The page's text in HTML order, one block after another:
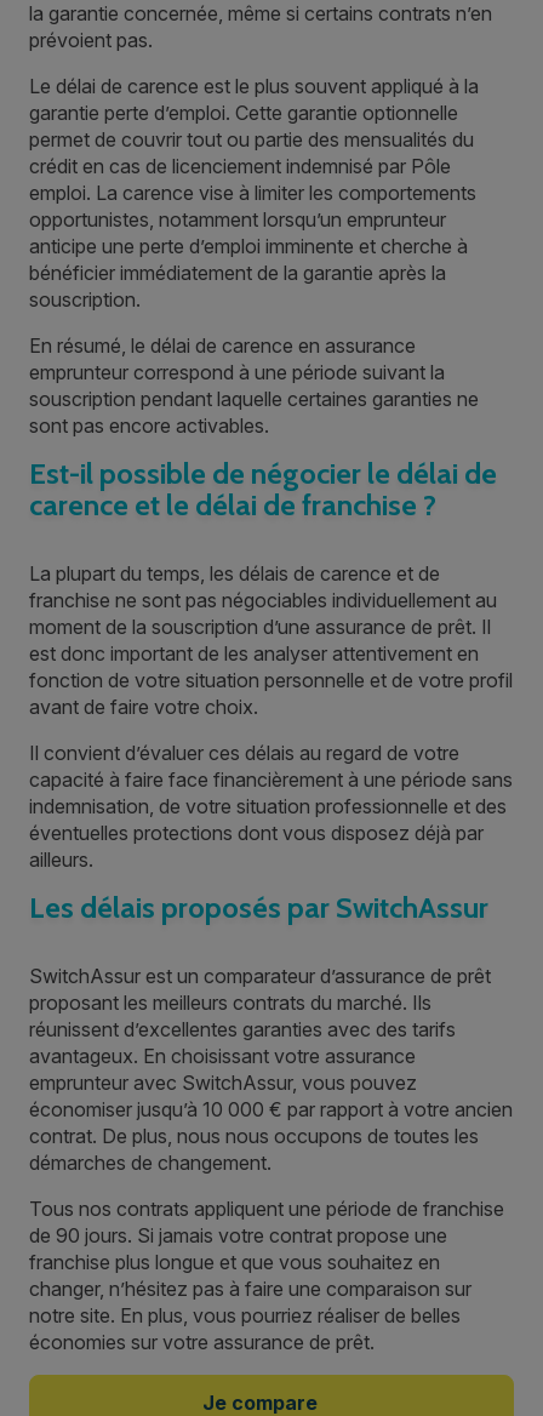
la garantie concernée, même si certains contrats n’en
prévoient pas.
Le délai de carence est le plus souvent appliqué à la
garantie perte d’emploi. Cette garantie optionnelle
permet de couvrir tout ou partie des mensualités du
crédit en cas de licenciement indemnisé par Pôle
emploi. La carence vise à limiter les comportements
opportunistes, notamment lorsqu’un emprunteur
anticipe une perte d’emploi imminente et cherche à
bénéficier immédiatement de la garantie après la
souscription.
En résumé, le délai de carence en assurance
emprunteur correspond à une période suivant la
souscription pendant laquelle certaines garanties ne
sont pas encore activables.
Est-il possible de négocier le délai de
carence et le délai de franchise ?
La plupart du temps, les délais de carence et de
franchise ne sont pas négociables individuellement au
moment de la souscription d’une assurance de prêt. Il
est donc important de les analyser attentivement en
fonction de votre situation personnelle et de votre profil
avant de faire votre choix.
Il convient d’évaluer ces délais au regard de votre
capacité à faire face financièrement à une période sans
indemnisation, de votre situation professionnelle et des
éventuelles protections dont vous disposez déjà par
ailleurs.
Les délais proposés par SwitchAssur
SwitchAssur est un comparateur d’assurance de prêt
proposant les meilleurs contrats du marché. Ils
réunissent d’excellentes garanties avec des tarifs
avantageux. En choisissant votre assurance
emprunteur avec SwitchAssur, vous pouvez
économiser jusqu’à 10 000 € par rapport à votre ancien
contrat. De plus, nous nous occupons de toutes les
démarches de changement.
Tous nos contrats appliquent une période de franchise
de 90 jours. Si jamais votre contrat propose une
franchise plus longue et que vous souhaitez en
changer, n’hésitez pas à faire une comparaison sur
notre site. En plus, vous pourriez réaliser de belles
économies sur votre assurance de prêt.
Je compare